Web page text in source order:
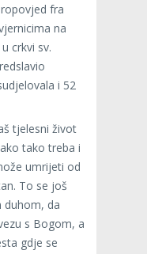
fra
na
crkvi sv.
i 52
tjelesni život
tako treba i
umrijeti od
To se još
duhom, da
s Bogom, a
gdje se